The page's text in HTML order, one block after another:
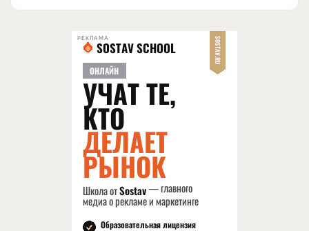
РЕКЛАМА